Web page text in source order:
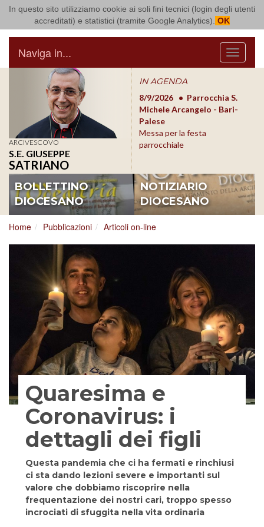
In questo sito utilizziamo cookie ai soli fini tecnici (login degli utenti
accreditati) e statistici (tramite Google Analytics). OK
Arcidiocesi di Bari Bitonto
Menu
Naviga in...
ARCIVESCOVO
S.E. GIUSEPPE
SATRIANO
IN AGENDA
8/17/2026
Conversano
Conferenza Episcopale
Pugliese
8/9/2026
Parrocchia S.
Michele Arcangelo - Bari-
Palese
Messa per la festa
parrocchiale
BOLLETTINO
DIOCESANO
NOTIZIARIO
DIOCESANO
Home Pubblicazioni Articoli on-line
Quaresima e
Coronavirus: i
dettagli dei figli
Questa pandemia che ci ha fermati e rinchiusi
ci sta dando lezioni severe e importanti sul
valore che dobbiamo riscoprire nella
frequentazione dei nostri cari, troppo spesso
incrociati di sfuggita nella vita ordinaria